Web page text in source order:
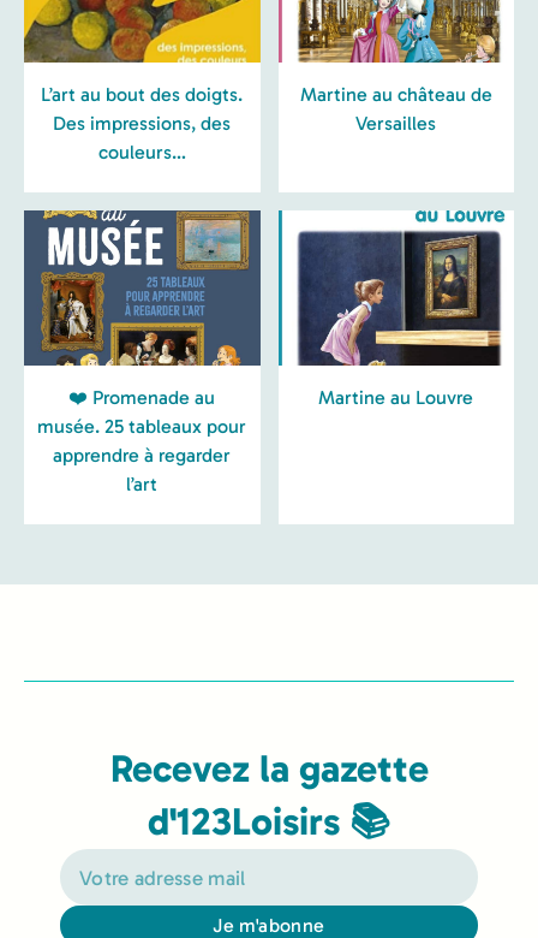
L’art au bout des doigts.
Des impressions, des
couleurs…
Martine au château de
Versailles
❤️ Promenade au
musée. 25 tableaux pour
apprendre à regarder
l’art
Martine au Louvre
Recevez la gazette
d'123Loisirs 📚
Je m'abonne